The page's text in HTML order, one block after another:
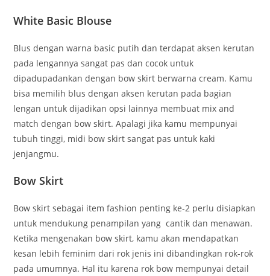
White Basic Blouse
Blus dengan warna basic putih dan terdapat aksen kerutan
pada lengannya sangat pas dan cocok untuk
dipadupadankan dengan bow skirt berwarna cream. Kamu
bisa memilih blus dengan aksen kerutan pada bagian
lengan untuk dijadikan opsi lainnya membuat mix and
match dengan bow skirt. Apalagi jika kamu mempunyai
tubuh tinggi, midi bow skirt sangat pas untuk kaki
jenjangmu.
Bow Skirt
Bow skirt sebagai item fashion penting ke-2 perlu disiapkan
untuk mendukung penampilan yang cantik dan menawan.
Ketika mengenakan bow skirt, kamu akan mendapatkan
kesan lebih feminim dari rok jenis ini dibandingkan rok-rok
pada umumnya. Hal itu karena rok bow mempunyai detail